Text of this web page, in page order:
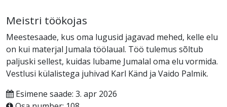
Meistri töökojas
Meestesaade, kus oma lugusid jagavad mehed, kelle elu
on kui materjal Jumala töölaual. Töö tulemus sõltub
paljuski sellest, kuidas lubame Jumalal oma elu vormida.
Vestlusi külalistega juhivad Karl Känd ja Vaido Palmik.
Esimene saade: 3. apr 2026